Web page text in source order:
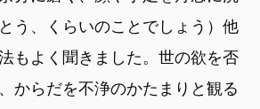
う、くらいのことでしょう）他
もよく聞きました。世の欲を否
からだを不浄のかたまりと観る